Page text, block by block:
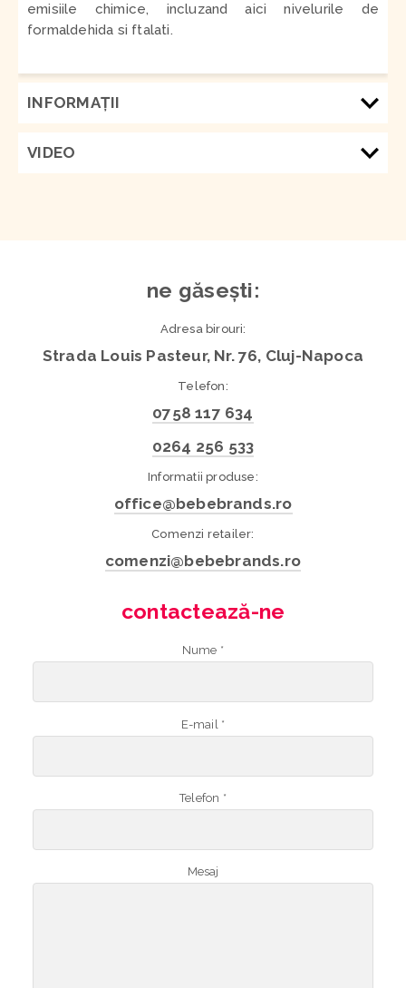
emisiile chimice, incluzand aici nivelurile de
formaldehida si ftalati.
INFORMAŢII
VIDEO
ne găsești:
Adresa birouri:
Strada Louis Pasteur, Nr. 76, Cluj-Napoca
Telefon:
0758 117 634
0264 256 533
Informatii produse:
office@bebebrands.ro
Comenzi retailer:
comenzi@bebebrands.ro
contactează-ne
Nume *
E-mail *
Telefon *
Mesaj